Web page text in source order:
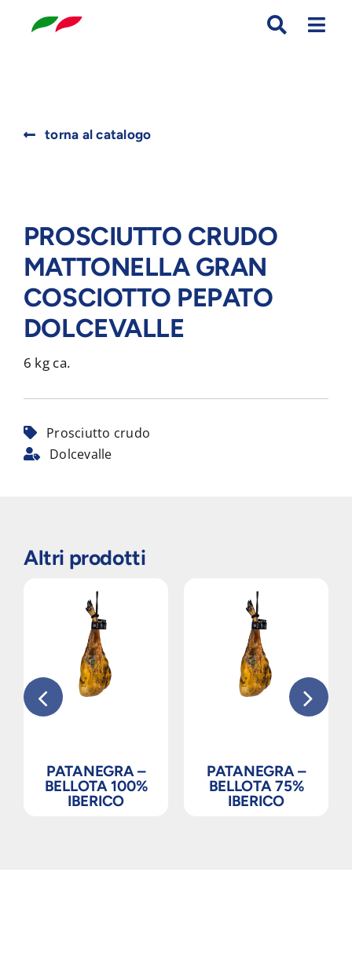
torna al catalogo
PROSCIUTTO CRUDO
MATTONELLA GRAN
COSCIOTTO PEPATO
DOLCEVALLE
6 kg ca.
Prosciutto crudo
Dolcevalle
Altri prodotti
PATANEGRA –
BELLOTA 100%
IBERICO
PATANEGRA –
BELLOTA 75%
IBERICO
for: